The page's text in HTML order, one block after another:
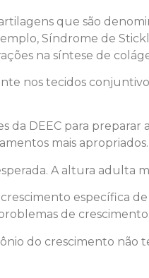
que são
Síndrome de
na síntese de
nos tecidos
da DEEC para
mais apropriados.
A altura adulta
específica
de crescimento.
do crescimento não